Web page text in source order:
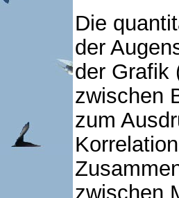
Die
der
der Grafik
zwischen
zum
zwischen